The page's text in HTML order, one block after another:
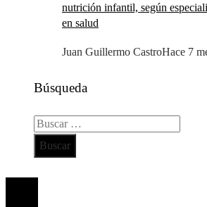
nutrición infantil, según
en salud
Juan Guillermo CastroHace 7
Búsqueda
Buscar: